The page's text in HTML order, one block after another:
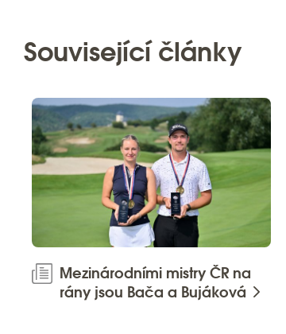
Související články
Mezinárodními mistry ČR na
rány jsou Bača a Bujáková